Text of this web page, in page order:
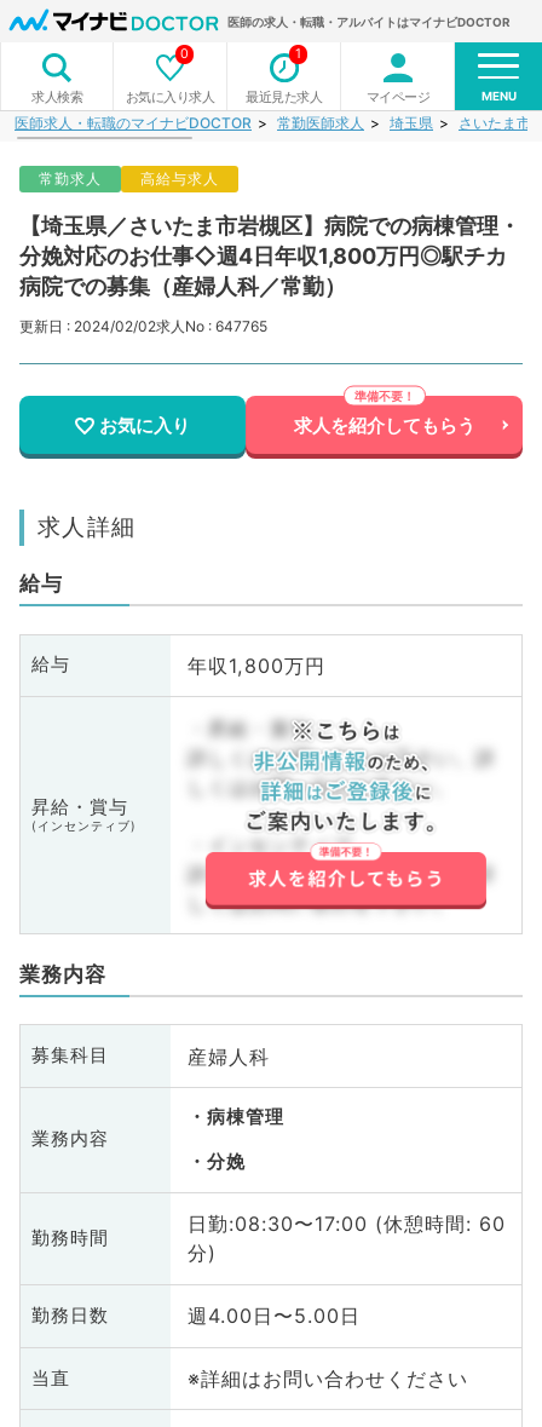
医師の求人・転職・アルバイトはマイナビDOCTOR
求人検索 お気に入り求人
0
最近見た求人
1
マイページ MENU
医師求人・転職のマイナビDOCTOR 常勤医師求人 埼玉県 さいたま市
常勤求人 高給与求人
【埼玉県／さいたま市岩槻区】病院での病棟管理・
分娩対応のお仕事◇週4日年収1,800万円◎駅チカ
病院での募集（産婦人科／常勤）
更新日 : 2024/02/02求人No : 647765
お気に入り 求人を紹介してもらう
求人詳細
給与
給与 年収1,800万円
昇給・賞与
(インセンティブ)
・昇給・賞与
詳しくはお問い合わせ下さい。詳
しくはお問い合わせ下さい。
・インセンティブ
詳しくはお問い合わせ下さい。詳
しくはお問い合わせ下さい。
業務内容
募集科目 産婦人科
業務内容
病棟管理
分娩
勤務時間
日勤:08:30〜17:00 (休憩時間: 60
分)
勤務日数 週4.00日〜5.00日
当直 ※詳細はお問い合わせください